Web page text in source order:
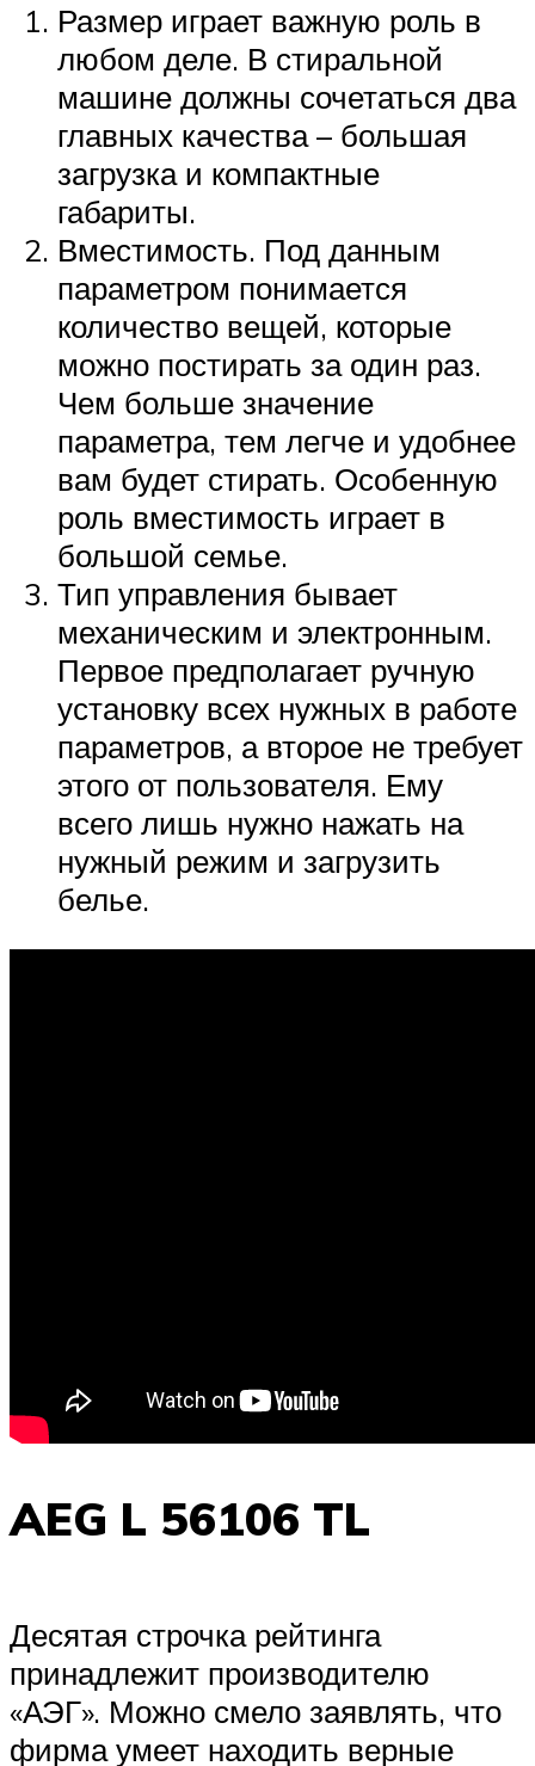
Размер играет важную роль в
любом деле. В стиральной
машине должны сочетаться два
главных качества – большая
загрузка и компактные
габариты.
Вместимость. Под данным
параметром понимается
количество вещей, которые
можно постирать за один раз.
Чем больше значение
параметра, тем легче и удобнее
вам будет стирать. Особенную
роль вместимость играет в
большой семье.
Тип управления бывает
механическим и электронным.
Первое предполагает ручную
установку всех нужных в работе
параметров, а второе не требует
этого от пользователя. Ему
всего лишь нужно нажать на
нужный режим и загрузить
белье.
AEG L 56106 TL
Десятая строчка рейтинга
принадлежит производителю
«АЭГ». Можно смело заявлять, что
фирма умеет находить верные